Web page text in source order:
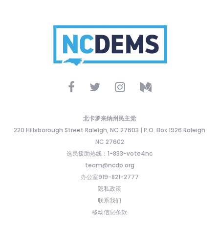
北卡罗来纳州民主党
220 Hillsborough Street Raleigh, NC 27603 | P.O. Box 1926 Raleigh
NC 27602
选民援助热线：1-833-vote4nc
team@ncdp.org
办公室919-821-2777
隐私政策
联系我们
移动信息条款